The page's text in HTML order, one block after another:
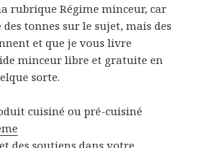
rubrique Régime minceur, car
tonnes sur le sujet, mais des
et que je vous livre
minceur libre et gratuite en
sorte.
cuisiné ou pré-cuisiné
des soutiens dans votre